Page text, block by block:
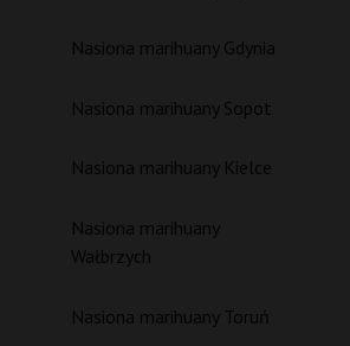
Nasiona marihuany Gdynia
Nasiona marihuany Sopot
Nasiona marihuany Kielce
Nasiona marihuany
Wałbrzych
Nasiona marihuany Toruń